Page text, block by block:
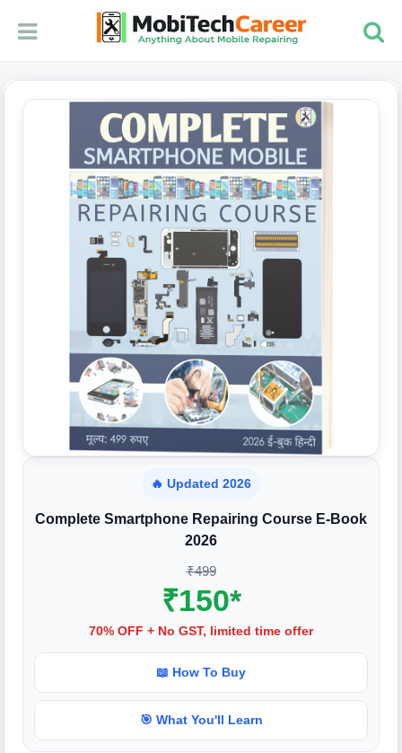
🔥 Updated 2026
Complete Smartphone Repairing Course E-Book
2026
₹499
₹150*
70% OFF + No GST, limited time offer
📖 How To Buy
🎯 What You'll Learn